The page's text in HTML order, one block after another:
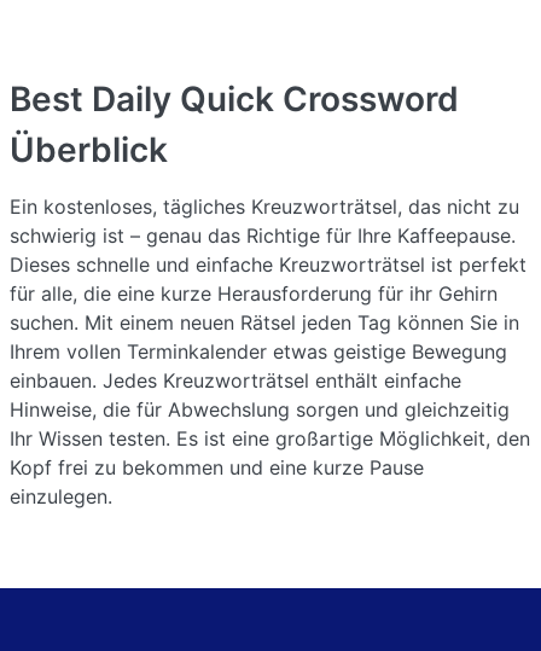
Best Daily Quick Crossword
Überblick
Ein kostenloses, tägliches Kreuzworträtsel, das nicht zu
schwierig ist – genau das Richtige für Ihre Kaffeepause.
Dieses schnelle und einfache Kreuzworträtsel ist perfekt
für alle, die eine kurze Herausforderung für ihr Gehirn
suchen. Mit einem neuen Rätsel jeden Tag können Sie in
Ihrem vollen Terminkalender etwas geistige Bewegung
einbauen. Jedes Kreuzworträtsel enthält einfache
Hinweise, die für Abwechslung sorgen und gleichzeitig
Ihr Wissen testen. Es ist eine großartige Möglichkeit, den
Kopf frei zu bekommen und eine kurze Pause
einzulegen.